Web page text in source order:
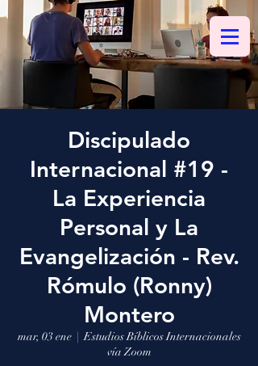
Discipulado
Internacional #19 -
La Experiencia
Personal y La
Evangelización - Rev.
Rómulo (Ronny)
Montero
mar, 03 ene
  |
Estudios Bíblicos Internacionales
vía Zoom